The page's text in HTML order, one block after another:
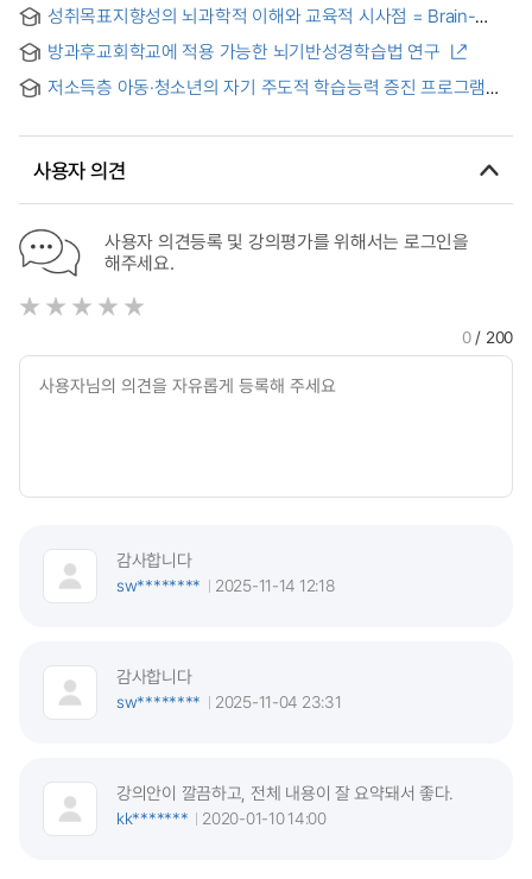
science Education Method
성취목표지향성의 뇌과학적 이해와 교육적 시사점 = Brain-
and Educational Implication
방과후교회학교에 적용 가능한 뇌기반성경학습법 연구
저소득층 아동·청소년의 자기 주도적 학습능력 증진 프로그램
사용자 의견
사용자 의견등록 및 강의평가를 위해서는 로그인을
해주세요.
0/ 200
감사합니다
sw********
2025-11-14 12:18
감사합니다
sw********
2025-11-04 23:31
강의안이 깔끔하고, 전체 내용이 잘 요약돼서 좋다.
kk*******
2020-01-10 14:00